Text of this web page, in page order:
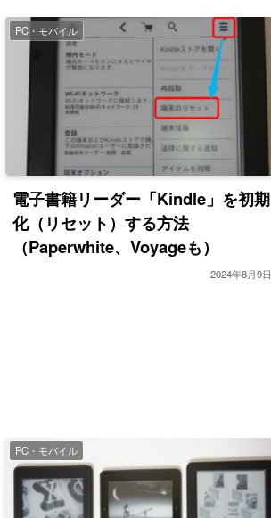
PC・モバイル
電子書籍リーダー「Kindle」を初期
化（リセット）する方法
（Paperwhite、Voyageも）
2024年8月9日
PC・モバイル